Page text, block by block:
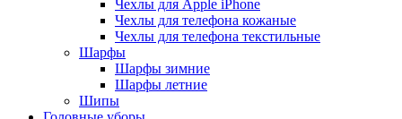
Чехлы для Apple iPhone
Чехлы для телефона кожаные
Чехлы для телефона текстильные
Шарфы
Шарфы зимние
Шарфы летние
Шипы